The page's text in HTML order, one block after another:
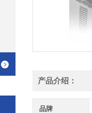
产品介绍：
品牌